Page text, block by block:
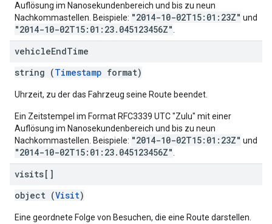
Auflösung im Nanosekundenbereich und bis zu neun
Nachkommastellen. Beispiele: "2014-10-02T15:01:23Z" und
"2014-10-02T15:01:23.045123456Z"
vehicleEndTime
string (Timestamp format)
Uhrzeit, zu der das Fahrzeug seine Route beendet.
Ein Zeitstempel im Format RFC3339 UTC "Zulu" mit einer
Auflösung im Nanosekundenbereich und bis zu neun
Nachkommastellen. Beispiele: "2014-10-02T15:01:23Z" und
"2014-10-02T15:01:23.045123456Z"
visits[]
object (Visit)
Eine geordnete Folge von Besuchen, die eine Route darstellen.